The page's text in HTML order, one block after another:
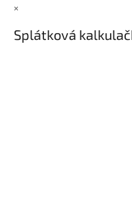
×
Splátková